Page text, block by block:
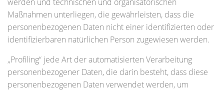
Maßnahmen unterliegen, die gewährleisten, dass die
personenbezogenen Daten nicht einer identifizierten oder
identifizierbaren natürlichen Person zugewiesen werden.
„Profiling“ jede Art der automatisierten Verarbeitung
personenbezogener Daten, die darin besteht, dass diese
personenbezogenen Daten verwendet werden, um